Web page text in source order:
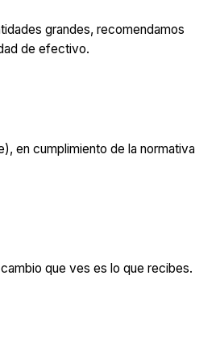
grandes, recomendamos
de efectivo.
en cumplimiento de la normativa
que ves es lo que recibes.